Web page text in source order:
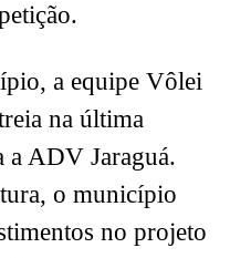
a equipe Vôlei
na última
a ADV Jaraguá.
o município
no projeto